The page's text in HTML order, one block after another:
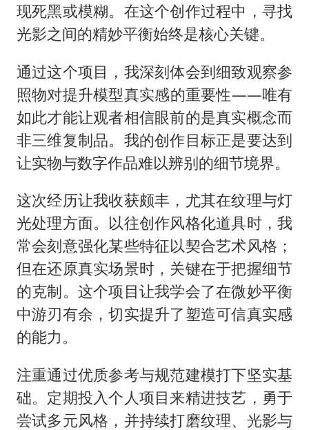
现死黑或模糊。在这个创作过程中，寻找
光影之间的精妙平衡始终是核心关键。
通过这个项目，我深刻体会到细致观察参
照物对提升模型真实感的重要性——唯有
如此才能让观者相信眼前的是真实概念而
非三维复制品。我的创作目标正是要达到
让实物与数字作品难以辨别的细节境界。
这次经历让我收获颇丰，尤其在纹理与灯
光处理方面。以往创作风格化道具时，我
常会刻意强化某些特征以契合艺术风格；
但在还原真实场景时，关键在于把握细节
的克制。这个项目让我学会了在微妙平衡
中游刃有余，切实提升了塑造可信真实感
的能力。
注重通过优质参考与规范建模打下坚实基
础。定期投入个人项目来精进技艺，勇于
尝试多元风格，并持续打磨纹理、光影与